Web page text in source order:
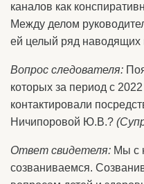
каналов как
Между делом
ей целый ряд наводящих
Вопрос следователя:
которых за период с
контактировали
Ничипоровой Ю.В.?
Ответ свидетеля: Мы с
созваниваемся.